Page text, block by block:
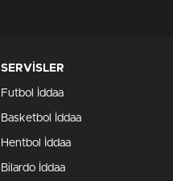
SERVİSLER
Futbol İddaa
Basketbol İddaa
Hentbol İddaa
Bilardo İddaa